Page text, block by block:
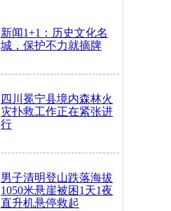
新闻1+1：历史文化名
城，保护不力就摘牌
四川冕宁县境内森林火
灾扑救工作正在紧张进
行
男子清明登山跌落海拔
1050米悬崖被困1天1夜
直升机悬停救起